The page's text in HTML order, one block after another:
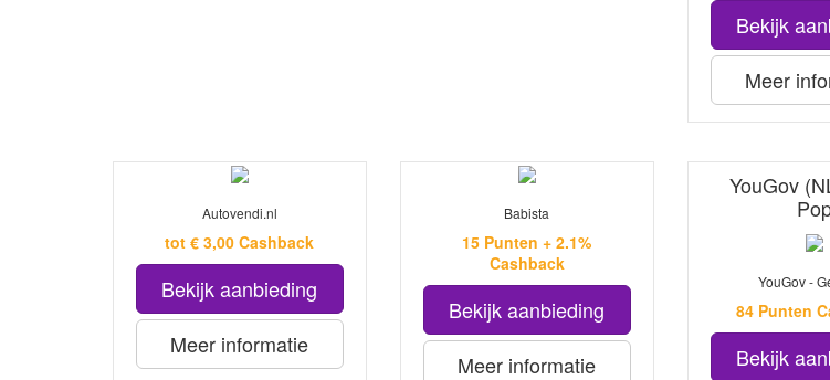
Bekijk
Meer
Autovendi.nl
tot € 3,00 Cashback
Bekijk aanbieding
Meer informatie
Babista
15 Punten + 2.1%
Cashback
Bekijk aanbieding
Meer informatie
YouGov
YouGov -
84 Punten
Bekijk